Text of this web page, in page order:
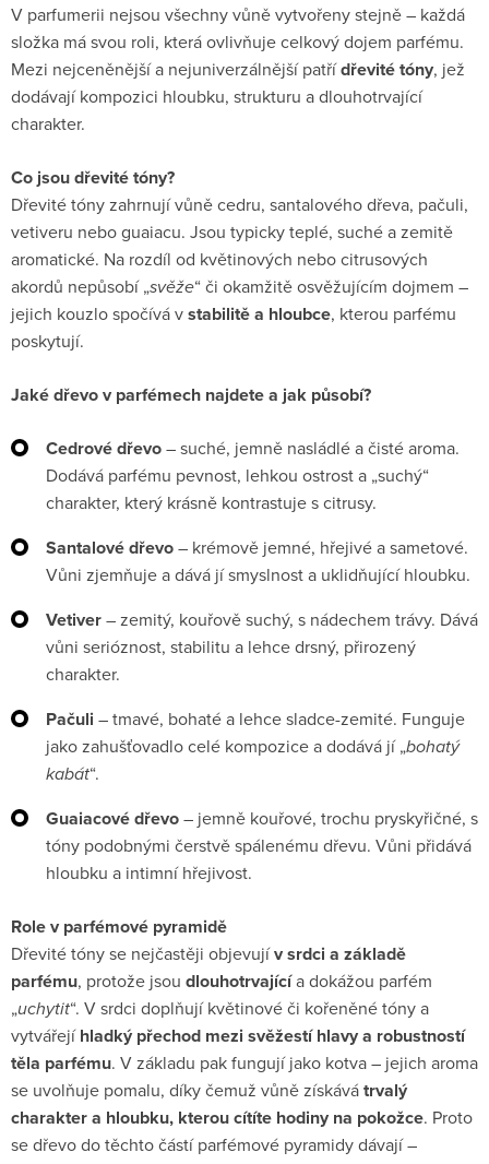
V parfumerii nejsou všechny vůně vytvořeny stejně – každá
složka má svou roli, která ovlivňuje celkový dojem parfému.
Mezi nejceněnější a nejuniverzálnější patřídřevité tóny, jež
dodávají kompozici hloubku, strukturu a dlouhotrvající
charakter.
Co jsou dřevité tóny?
Dřevité tóny zahrnují vůně cedru, santalového dřeva, pačuli,
vetiveru nebo guaiacu. Jsou typicky teplé, suché a zemitě
aromatické. Na rozdíl od květinových nebo citrusových
akordů nepůsobí „svěže“ či okamžitě osvěžujícím dojmem –
jejich kouzlo spočívá vstabilitě a hloubce, kterou parfému
poskytují.
Jaké dřevo v parfémech najdete a jak působí?
Cedrové dřevo– suché, jemně nasládlé a čisté aroma.
Dodává parfému pevnost, lehkou ostrost a „suchý“
charakter, který krásně kontrastuje s citrusy.
Santalové dřevo– krémově jemné, hřejivé a sametové.
Vůni zjemňuje a dává jí smyslnost a uklidňující hloubku.
Vetiver– zemitý, kouřově suchý, s nádechem trávy. Dává
vůni serióznost, stabilitu a lehce drsný, přirozený
charakter.
Pačuli – tmavé, bohaté a lehce sladce-zemité. Funguje
jako zahušťovadlo celé kompozice a dodává jí „bohatý
kabát“.
Guaiacové dřevo– jemně kouřové, trochu pryskyřičné, s
tóny podobnými čerstvě spálenému dřevu. Vůni přidává
hloubku a intimní hřejivost.
Role v parfémové pyramidě
Dřevité tóny se nejčastěji objevujív srdci a základě
parfému, protože jsou dlouhotrvajícía dokážou parfém
„uchytit“. V srdci doplňují květinové či kořeněné tóny a
vytvářejíhladký přechod mezi svěžestí hlavy a robustností
těla parfému. V základu pak fungují jako kotva – jejich aroma
se uvolňuje pomalu, díky čemuž vůně získávátrvalý
charakter a hloubku, kterou cítíte hodiny na pokožce. Proto
se dřevo do těchto částí parfémové pyramidy dávají –